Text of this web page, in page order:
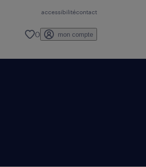
accessibilitécontact
0 mon compte